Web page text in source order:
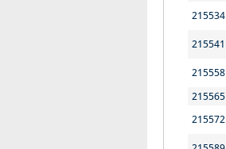
215534
215541
215558
215565
215572